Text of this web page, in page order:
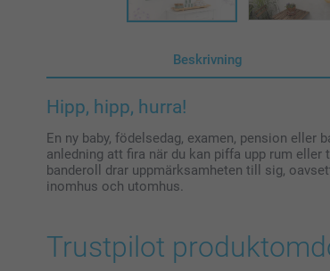
Beskrivning
Hipp, hipp, hurra!
En ny baby, födelsedag, examen, pension
anledning att fira när du kan piffa upp rum
banderoll drar uppmärksamheten till sig,
inomhus och utomhus.
Trustpilot